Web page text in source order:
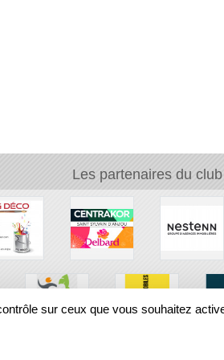
Les partenaires du club
sur ceux que vous souhaitez